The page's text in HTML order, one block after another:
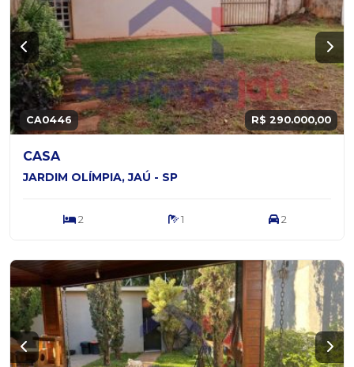
CA0446 R$ 290.000,00
CASA
JARDIM OLÍMPIA, JAÚ - SP
2 1 2